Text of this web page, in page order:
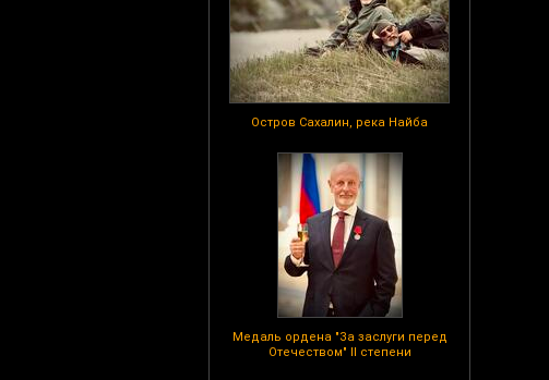
Остров Сахалин, река Найба
Медаль ордена "За заслуги перед
Отечеством" II степени